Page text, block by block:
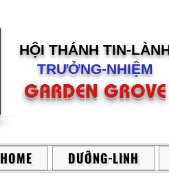
HỘI THÁNH TIN-
TRƯỞNG-NHIỆM
GARDEN GROVE
HOME DƯỠNG-LINH